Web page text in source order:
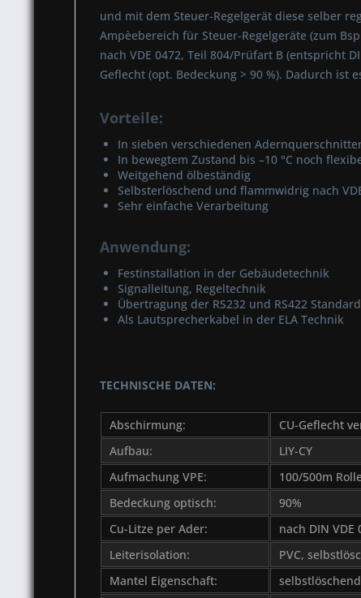
und mit dem Steuer-Regelgerät diese selber
Ampèebereich für Steuer-Regelgeräte (zum
nach VDE 0472, Teil 804/Prüfart B (entspricht
Geflecht (opt. Bedeckung > 90 %). Dadurch ist
Vorteile:
In sieben verschiedenen
In bewegtem Zustand bis –10 °C noch
Weitgehend ölbeständig
Selbsterlöschend und flammwidrig nach
Sehr einfache Verarbeitung
Anwendung:
Festinstallation in der Gebäudetechnik
Signalleitung, Regeltechnik
Übertragung der RS232 und RS422
Als Lautsprecherkabel in der ELA Technik
TECHNISCHE DATEN:
Abschirmung:
CU-Geflecht
Aufbau:
LIY-CY
Aufmachung VPE:
100/500m
Bedeckung optisch:
90%
Cu-Litze per Ader:
nach DIN VDE
Leiterisolation:
PVC,
Mantel Eigenschaft: